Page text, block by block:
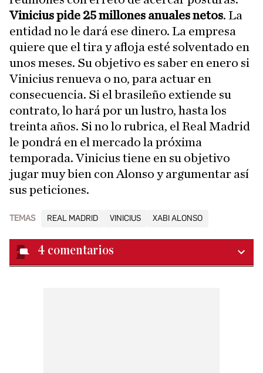
Vinicius pide 25 millones anuales netos. La
entidad no le dará ese dinero. La empresa
quiere que el tira y afloja esté solventado en
unos meses. Su objetivo es saber en enero si
Vinicius renueva o no, para actuar en
consecuencia. Si el brasileño extiende su
contrato, lo hará por un lustro, hasta los
treinta años. Si no lo rubrica, el Real Madrid
le pondrá en el mercado la próxima
temporada. Vinicius tiene en su objetivo
jugar muy bien con Alonso y argumentar así
sus peticiones.
TEMAS REAL MADRID VINICIUS XABI ALONSO
4 comentarios